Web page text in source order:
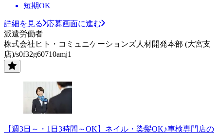
短期OK
詳細を見る
応募画面に進む
派遣労働者
株式会社ヒト・コミュニケーションズ人材開発本部 (大宮支
店)/s0f32g60710amj1
【週3日～・1日3時間～OK】ネイル・染髪OK♪車検専門店の